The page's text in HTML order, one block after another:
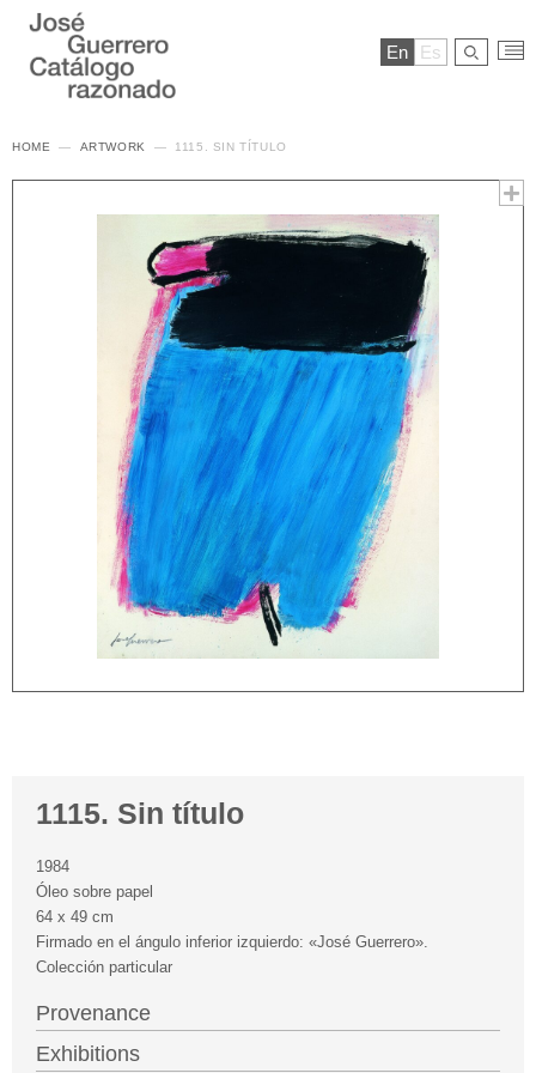
En Es
HOME ARTWORK 1115. SIN TÍTULO
1115. Sin título
1984
Óleo sobre papel
64 x 49 cm
Firmado en el ángulo inferior izquierdo: «José Guerrero».
Colección particular
Provenance
Exhibitions